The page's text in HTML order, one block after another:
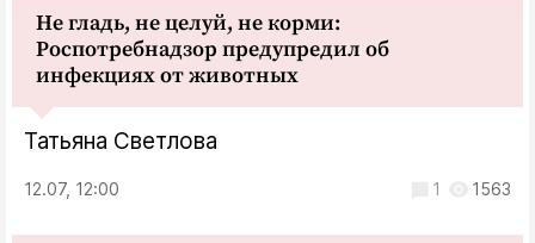
Не гладь, не целуй, не корми:
Роспотребнадзор предупредил об
инфекциях от животных
Татьяна Светлова
12.07, 12:00 1 1563